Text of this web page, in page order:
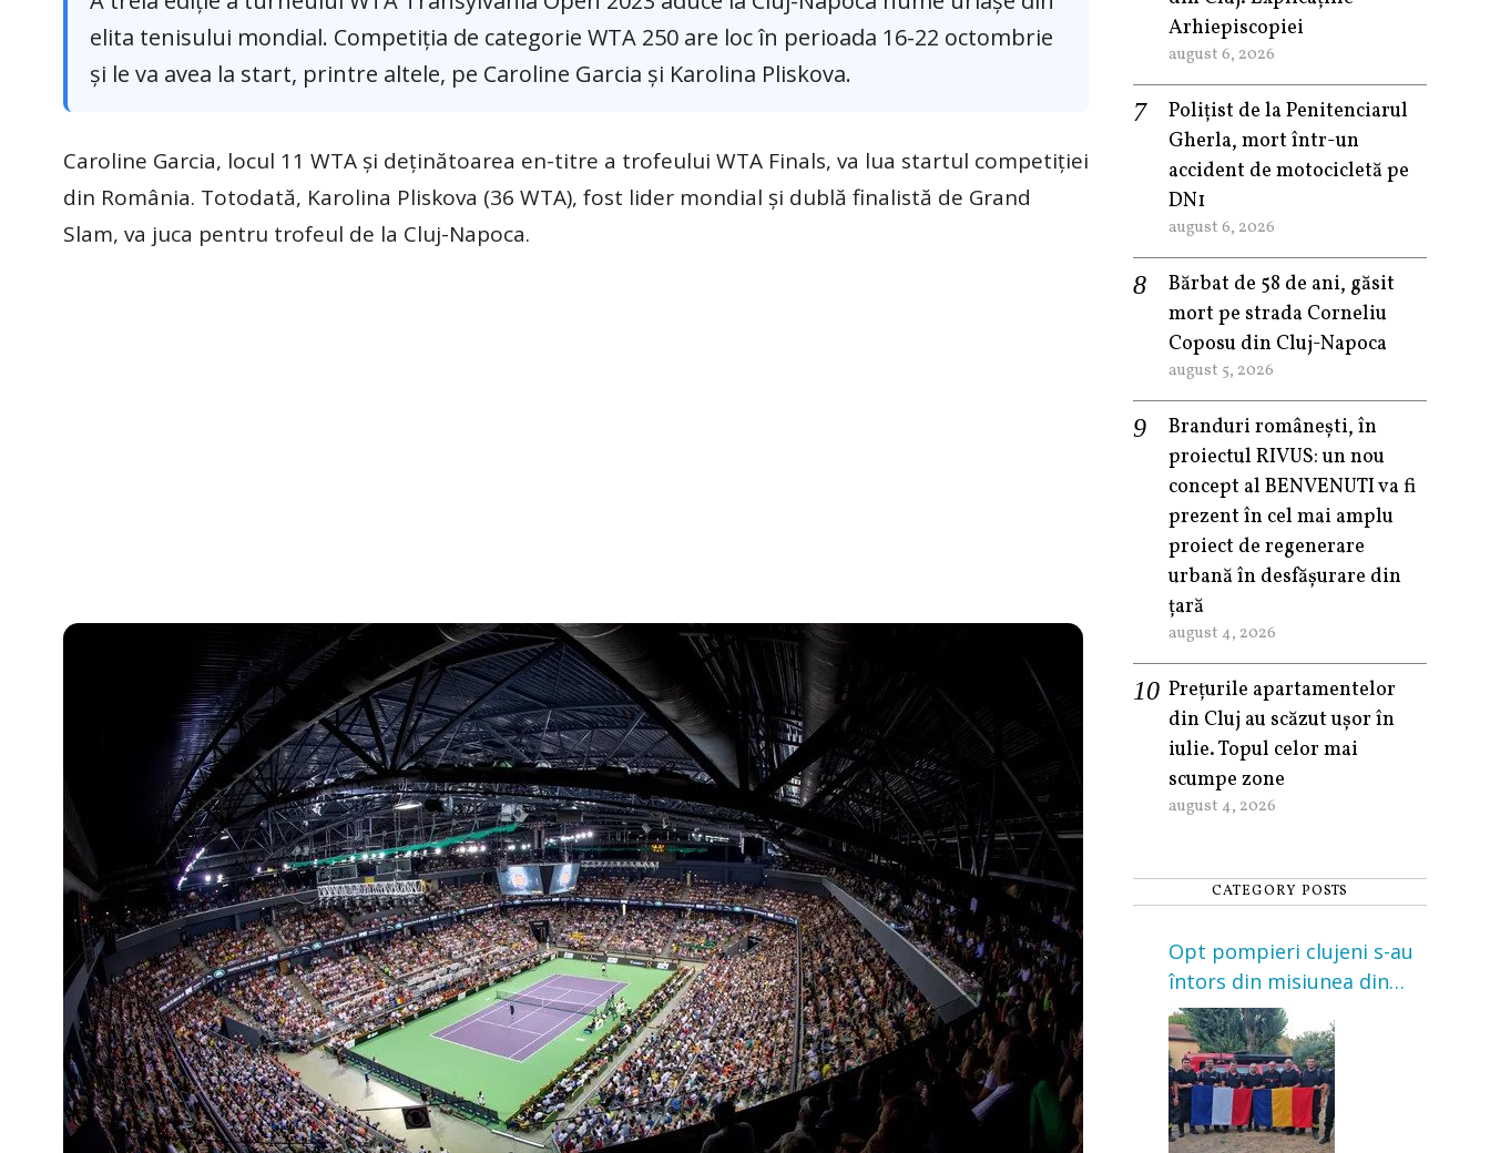
elita tenisului mondial. Competiția de categorie WTA 250 are loc în perioada 16-22 octombrie
și le va avea la start, printre altele, pe Caroline Garcia și Karolina Pliskova.
Caroline Garcia, locul 11 WTA și deținătoarea en-titre a trofeului WTA Finals, va lua startul competiției
din România. Totodată, Karolina Pliskova (36 WTA), fost lider mondial și dublă finalistă de Grand
Slam, va juca pentru trofeul de la Cluj-Napoca.
Arhiepiscopiei
august 6, 2026
Polițist de la Penitenciarul
Gherla, mort într-un
accident de motocicletă pe
DN1
august 6, 2026
Bărbat de 58 de ani, găsit
mort pe strada Corneliu
Coposu din Cluj-Napoca
august 5, 2026
Branduri românești, în
proiectul RIVUS: un nou
concept al BENVENUTI va fi
prezent în cel mai amplu
proiect de regenerare
urbană în desfășurare din
țară
august 4, 2026
Prețurile apartamentelor
din Cluj au scăzut ușor în
iulie. Topul celor mai
scumpe zone
august 4, 2026
CATEGORY POSTS
Opt pompieri clujeni s-au
întors din misiunea din
Franța. Au intervenit la
incendii de vegetație și
pădure